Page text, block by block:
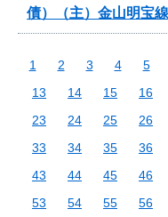
債）（主）金山明宝
1 2 3 4 5
13
14 15 16
23
24 25 26
33
34 35 36
43
44 45 46
53
54 55 56